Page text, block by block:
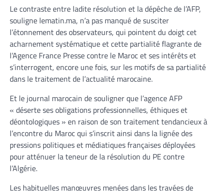
Le contraste entre ladite résolution et la dépêche de l’AFP,
souligne lematin.ma, n’a pas manqué de susciter
l’étonnement des observateurs, qui pointent du doigt cet
acharnement systématique et cette partialité flagrante de
l’Agence France Presse contre le Maroc et ses intérêts et
s’interrogent, encore une fois, sur les motifs de sa partialité
dans le traitement de l’actualité marocaine.
Et le journal marocain de souligner que l’agence AFP
« déserte ses obligations professionnelles, éthiques et
déontologiques » en raison de son traitement tendancieux à
l’encontre du Maroc qui s’inscrit ainsi dans la lignée des
pressions politiques et médiatiques françaises déployées
pour atténuer la teneur de la résolution du PE contre
l’Algérie.
Les habituelles manœuvres menées dans les travées de